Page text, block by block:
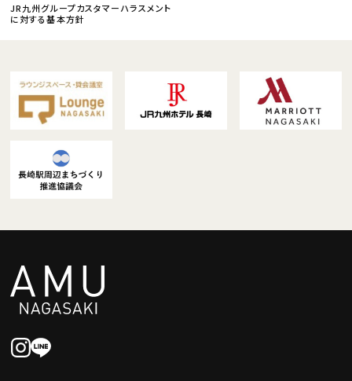
JR九州グループカスタマーハラスメント
に対する基本方針